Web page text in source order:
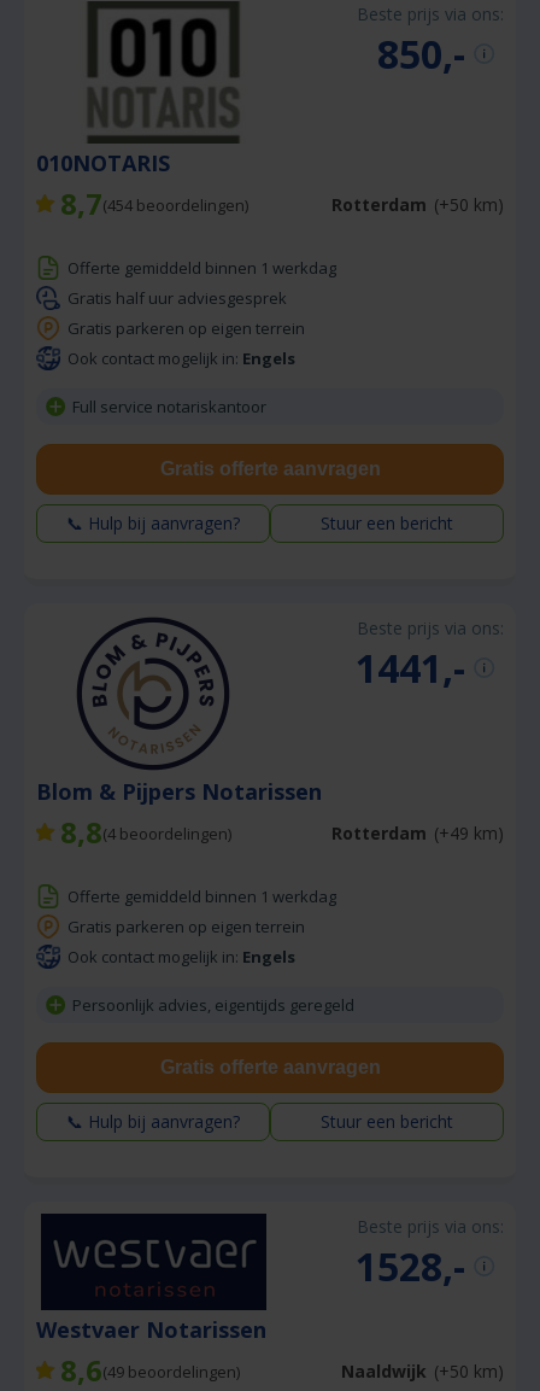
Beste prijs via ons:
850,-
010NOTARIS
8,7(454 beoordelingen) Rotterdam (+50 km)
Offerte gemiddeld binnen 1 werkdag
Gratis half uur adviesgesprek
Gratis parkeren op eigen terrein
Ook contact mogelijk in: Engels
Full service notariskantoor
Gratis offerte aanvragen
📞 Hulp bij aanvragen? Stuur een bericht
Beste prijs via ons:
1441,-
Blom & Pijpers Notarissen
8,8(4 beoordelingen) Rotterdam (+49 km)
Offerte gemiddeld binnen 1 werkdag
Gratis parkeren op eigen terrein
Ook contact mogelijk in: Engels
Persoonlijk advies, eigentijds geregeld
Gratis offerte aanvragen
📞 Hulp bij aanvragen? Stuur een bericht
Beste prijs via ons:
1528,-
Westvaer Notarissen
8,6(49 beoordelingen) Naaldwijk (+50 km)